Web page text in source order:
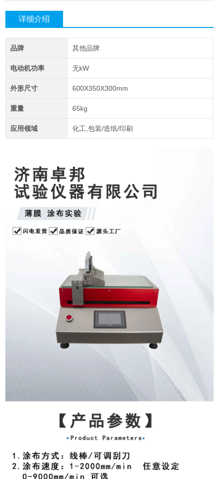
详细介绍
品牌 其他品牌
电动机功率 无kW
外形尺寸 600X350X300mm
重量 65kg
应用领域 化工,包装/造纸/印刷